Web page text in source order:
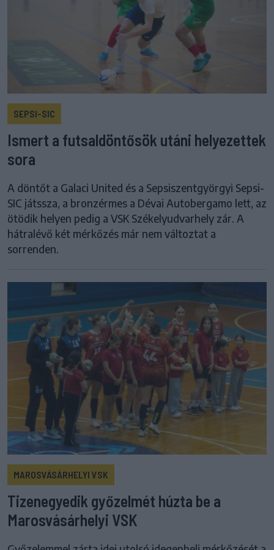
SEPSI-SIC
Ismert a futsaldöntősök utáni helyezettek
sora
A döntőt a Galaci United és a Sepsiszentgyörgyi Sepsi-
SIC játssza, a bronzérmes a Dévai Autobergamo lett, az
ötödik helyen pedig a VSK Székelyudvarhely zár. A
hátralévő két mérkőzés már nem változtat a
sorrenden.
MAROSVÁSÁRHELYI VSK
Tizenegyedik győzelmét húzta be a
Marosvásárhelyi VSK